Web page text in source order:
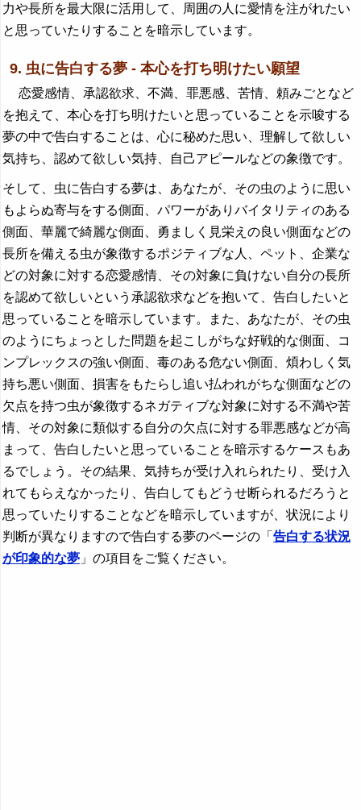
力や長所を最大限に活用して、周囲の人に愛情を注がれたい
と思っていたりすることを暗示しています。
9. 虫に告白する夢 - 本心を打ち明けたい願望
恋愛感情、承認欲求、不満、罪悪感、苦情、頼みごとなど
を抱えて、本心を打ち明けたいと思っていることを示唆する
夢の中で告白することは、心に秘めた思い、理解して欲しい
気持ち、認めて欲しい気持、自己アピールなどの象徴です。
そして、虫に告白する夢は、あなたが、その虫のように思い
もよらぬ寄与をする側面、パワーがありバイタリティのある
側面、華麗で綺麗な側面、勇ましく見栄えの良い側面などの
長所を備える虫が象徴するポジティブな人、ペット、企業な
どの対象に対する恋愛感情、その対象に負けない自分の長所
を認めて欲しいという承認欲求などを抱いて、告白したいと
思っていることを暗示しています。また、あなたが、その虫
のようにちょっとした問題を起こしがちな好戦的な側面、コ
ンプレックスの強い側面、毒のある危ない側面、煩わしく気
持ち悪い側面、損害をもたらし追い払われがちな側面などの
欠点を持つ虫が象徴するネガティブな対象に対する不満や苦
情、その対象に類似する自分の欠点に対する罪悪感などが高
まって、告白したいと思っていることを暗示するケースもあ
るでしょう。その結果、気持ちが受け入れられたり、受け入
れてもらえなかったり、告白してもどうせ断られるだろうと
思っていたりすることなどを暗示していますが、状況により
判断が異なりますので告白する夢のページの「 告白する状況
が印象的な夢 」の項目をご覧ください。